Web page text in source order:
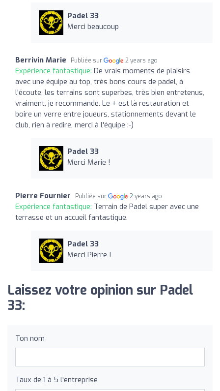
Padel 33
Merci beaucoup
Berrivin Marie Publiée sur 2 years ago
Expérience fantastique: De vrais moments de plaisirs
avec une équipe au top, très bons cours de padel, à
l'écoute, les terrains sont superbes, très bien entretenus,
vraiment, je recommande. Le + est là restauration et
boire un verre entre joueurs, stationnements devant le
club, rien à redire, merci à l'équipe :-)
Padel 33
Merci Marie !
Pierre Fournier Publiée sur 2 years ago
Expérience fantastique: Terrain de Padel super avec une
terrasse et un accueil fantastique.
Padel 33
Merci Pierre !
Laissez votre opinion sur Padel
33:
Ton nom
Taux de 1 à 5 l'entreprise